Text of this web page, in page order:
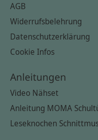
AGB
Widerrufsbelehrung
Datenschutzerklärung
Cookie Infos
Anleitungen
Video Nähset
Anleitung MOMA
Leseknochen